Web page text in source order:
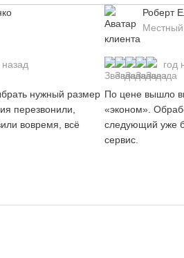
нужный размер
перезвонили,
вовремя, всё
Роберт
Местный
год
По цене вышло
«эконом».
следующий уже
сервис.